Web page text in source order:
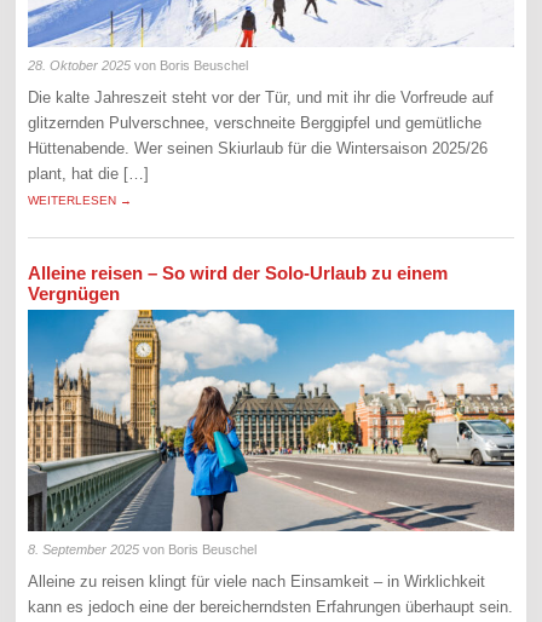
28. Oktober 2025 von Boris Beuschel
Die kalte Jahreszeit steht vor der Tür, und mit ihr die Vorfreude auf
glitzernden Pulverschnee, verschneite Berggipfel und gemütliche
Hüttenabende. Wer seinen Skiurlaub für die Wintersaison 2025/26
plant, hat die […]
WEITERLESEN →
Alleine reisen – So wird der Solo-Urlaub zu einem
Vergnügen
8. September 2025 von Boris Beuschel
Alleine zu reisen klingt für viele nach Einsamkeit – in Wirklichkeit
kann es jedoch eine der bereicherndsten Erfahrungen überhaupt sein.